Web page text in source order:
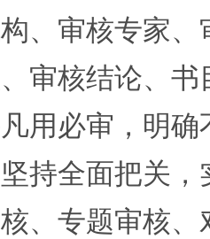
、审核专家
审核结论、
用必审，明
持全面把关
、专题审核、